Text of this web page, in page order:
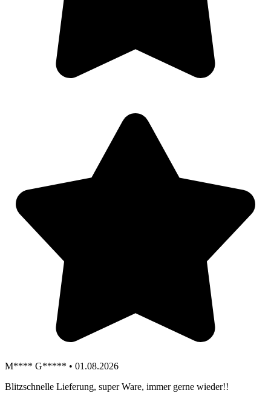
M**** G***** • 01.08.2026
Blitzschnelle Lieferung, super Ware, immer gerne wieder!!